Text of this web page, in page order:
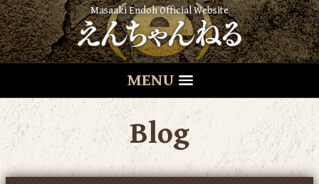
Masaaki Endoh Official Website
MENU
Blog